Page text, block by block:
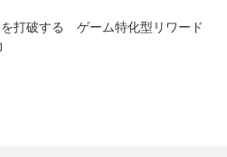
打破する ゲーム特化型リワード